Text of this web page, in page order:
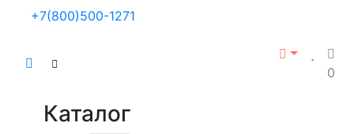
+7(800)500-1271
0
Каталог